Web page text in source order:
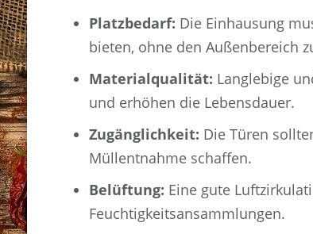
Platzbedarf: Die Einhausung
bieten, ohne den Außenbereich
Materialqualität: Langlebige
und erhöhen die Lebensdauer.
Zugänglichkeit: Die Türen
Müllentnahme schaffen.
Belüftung: Eine gute
Feuchtigkeitsansammlungen.